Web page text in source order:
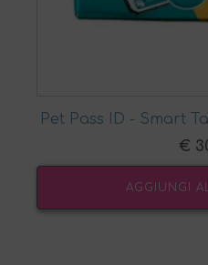
Pet Pass ID - Smart
€
AGGIUNGI